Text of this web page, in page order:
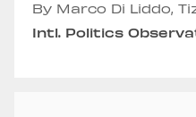
By Marco Di Liddo,
Alexandru Fordea
Intl. Politics